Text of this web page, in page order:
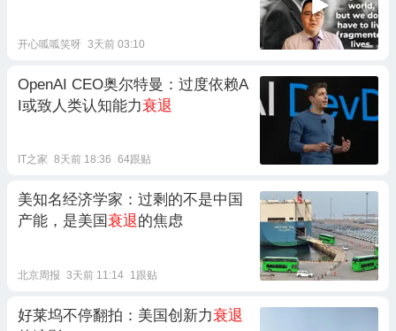
开心呱呱笑呀 3天前 03:10
OpenAI CEO奥尔特曼：过度依赖A
I或致人类认知能力衰退
IT之家 8天前 18:36 64跟贴
美知名经济学家：过剩的不是中国
产能，是美国衰退的焦虑
北京周报 3天前 11:14 1跟贴
好莱坞不停翻拍：美国创新力衰退